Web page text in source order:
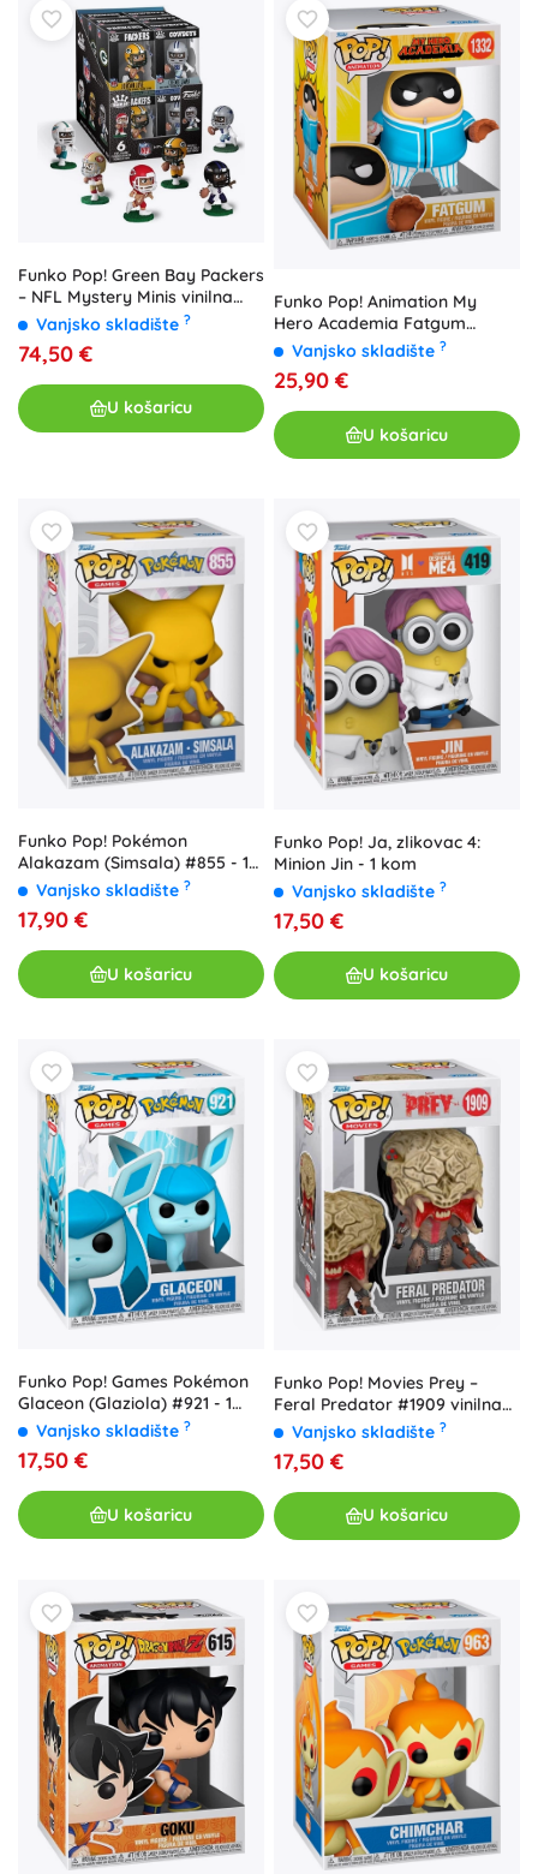
Funko Pop! Green Bay Packers
– NFL Mystery Minis vinilna
minifigurica - 1 komad
Vanjsko skladište ?
74,50 €
U košaricu
Funko Pop! Animation My
Hero Academia Fatgum
(Baseball) #1332 - 1 komad
Vanjsko skladište ?
25,90 €
U košaricu
Funko Pop! Pokémon
Alakazam (Simsala) #855 - 1
komad
Vanjsko skladište ?
17,90 €
U košaricu
Funko Pop! Ja, zlikovac 4:
Minion Jin - 1 kom
Vanjsko skladište ?
17,50 €
U košaricu
Funko Pop! Games Pokémon
Glaceon (Glaziola) #921 - 1
komad
Vanjsko skladište ?
17,50 €
U košaricu
Funko Pop! Movies Prey –
Feral Predator #1909 vinilna
figurica
Vanjsko skladište ?
17,50 €
U košaricu